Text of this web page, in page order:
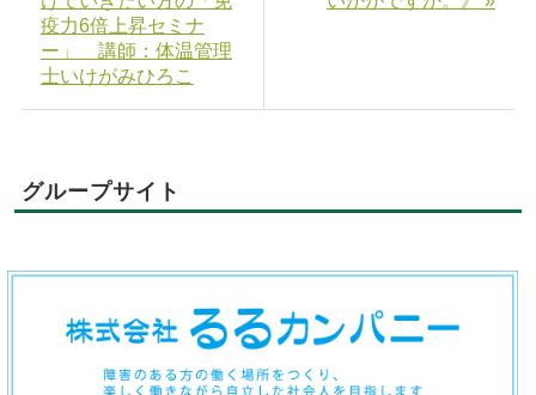
疫力6倍上昇セミナ
ー」 講師：体温管理
士いけがみひろこ
グループサイト